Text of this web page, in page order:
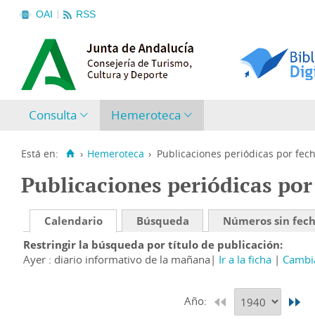
OAI RSS
Consulta Hemeroteca
Está en: › Hemeroteca › Publicaciones periódicas por
Publicaciones periódicas
Calendario Búsqueda
Números sin
Restringir la búsqueda por título de publicación
Ayer : diario informativo de la mañana
Ir a la ficha
Año: